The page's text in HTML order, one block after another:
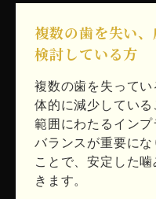
複数の歯を失い
検討している方
複数の歯を失って
体的に減少してい
範囲にわたるイン
バランスが重要に
ことで、安定した
きます。